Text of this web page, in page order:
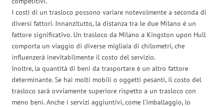
I costi di un trasloco possono variare notevolmente a seconda di
diversi fattori. Innanzitutto, la distanza tra le due Milano è un
fattore significativo. Un trasloco da Milano a Kingston upon Hull
comporta un viaggio di diverse migliaia di chilometri, che
influenzerà inevitabilmente il costo del servizio.
Inoltre, la quantità di beni da trasportare è un altro fattore
determinante. Se hai molti mobili o oggetti pesanti, il costo del
trasloco sarà ovviamente superiore rispetto a un trasloco con
meno beni. Anche i servizi aggiuntivi, come l’imballaggio, lo